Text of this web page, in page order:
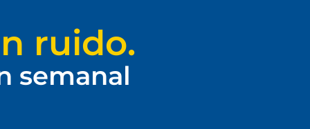
ruido.
semanal